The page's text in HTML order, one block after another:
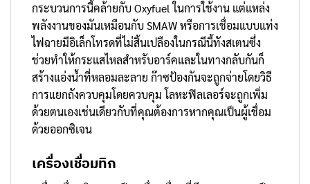
กระบวนการนี้คล้ายกับ Oxyfuel ในการใช้งาน แต่แหล่ง
พลังงานของมันเหมือนกับ SMAW หรือการเชื่อมแบบแท่ง
ไฟฉายมีอิเล็กโทรดที่ไม่สิ้นเปลืองในกรณีนี้ทังสเตนซึ่ง
ช่วยทำให้กระแสไหลสำหรับอาร์คและในทางกลับกันก็
สร้างแอ่งน้ำที่หลอมละลาย ก๊าซป้องกันจะถูกจ่ายโดยวิธี
การแยกถังควบคุมโดยควบคุม โลหะฟิลเลอร์จะถูกเพิ่ม
ด้วยตนเองเช่นเดียวกับที่คุณต้องการหากคุณเป็นผู้เชื่อม
ด้วยออกซิเจน
เครื่องเชื่อมทิก